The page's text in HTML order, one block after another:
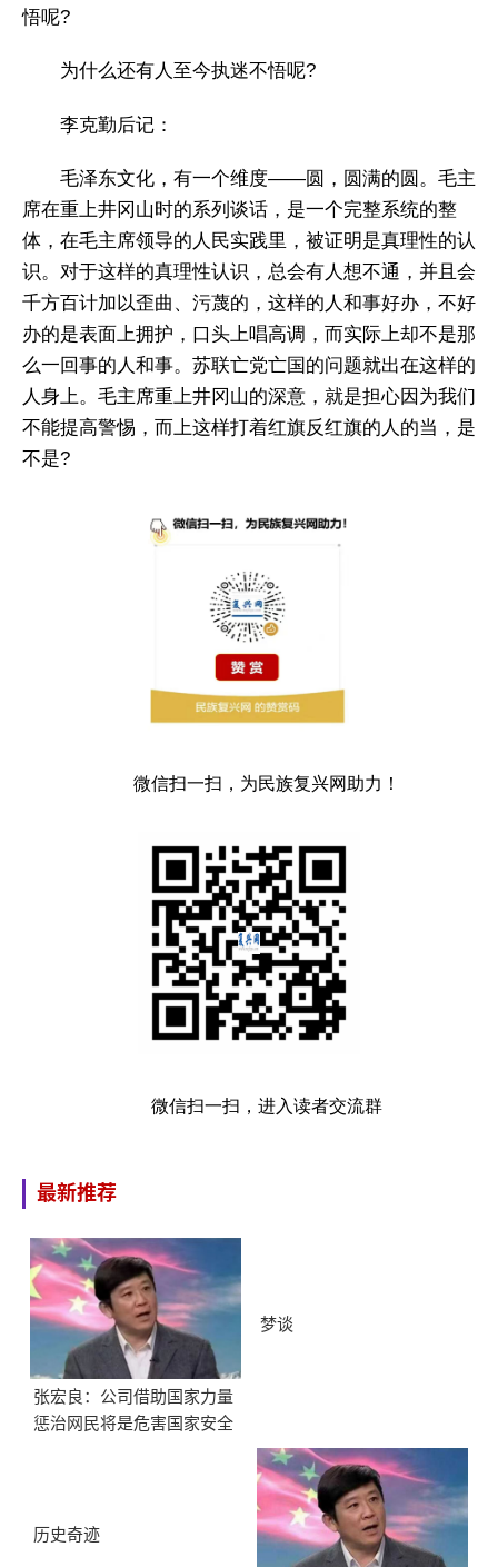
悟呢?
为什么还有人至今执迷不悟呢?
李克勤后记：
毛泽东文化，有一个维度——圆，圆满的圆。毛主
席在重上井冈山时的系列谈话，是一个完整系统的整
体，在毛主席领导的人民实践里，被证明是真理性的认
识。对于这样的真理性认识，总会有人想不通，并且会
千方百计加以歪曲、污蔑的，这样的人和事好办，不好
办的是表面上拥护，口头上唱高调，而实际上却不是那
么一回事的人和事。苏联亡党亡国的问题就出在这样的
人身上。毛主席重上井冈山的深意，就是担心因为我们
不能提高警惕，而上这样打着红旗反红旗的人的当，是
不是?
微信扫一扫，为民族复兴网助力！
微信扫一扫，进入读者交流群
最新推荐
张宏良：公司借助国家力量
惩治网民将是危害国家安全
梦谈
历史奇迹